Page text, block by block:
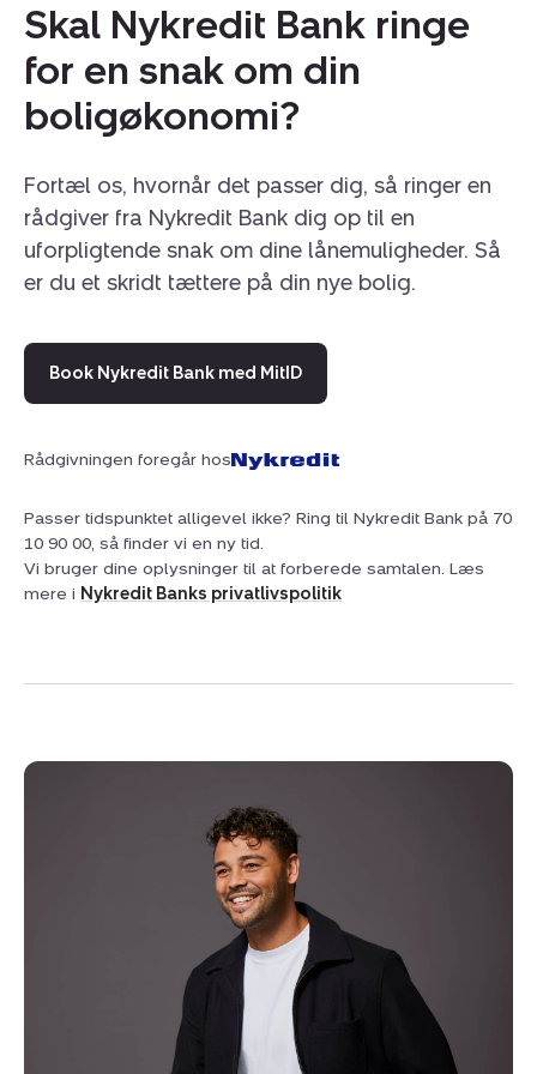
Skal Nykredit Bank ringe
for en snak om din
boligøkonomi?
Fortæl os, hvornår det passer dig, så ringer en
rådgiver fra Nykredit Bank dig op til en
uforpligtende snak om dine lånemuligheder. Så
er du et skridt tættere på din nye bolig.
Book Nykredit Bank med MitID
Rådgivningen foregår hos
Passer tidspunktet alligevel ikke? Ring til Nykredit Bank på 70
10 90 00, så finder vi en ny tid.
Vi bruger dine oplysninger til at forberede samtalen. Læs
mere i Nykredit Banks privatlivspolitik